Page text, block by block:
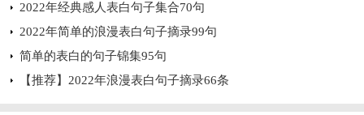
2022年经典感人表白句子集合70句
2022年简单的浪漫表白句子摘录99句
简单的表白的句子锦集95句
【推荐】2022年浪漫表白句子摘录66条